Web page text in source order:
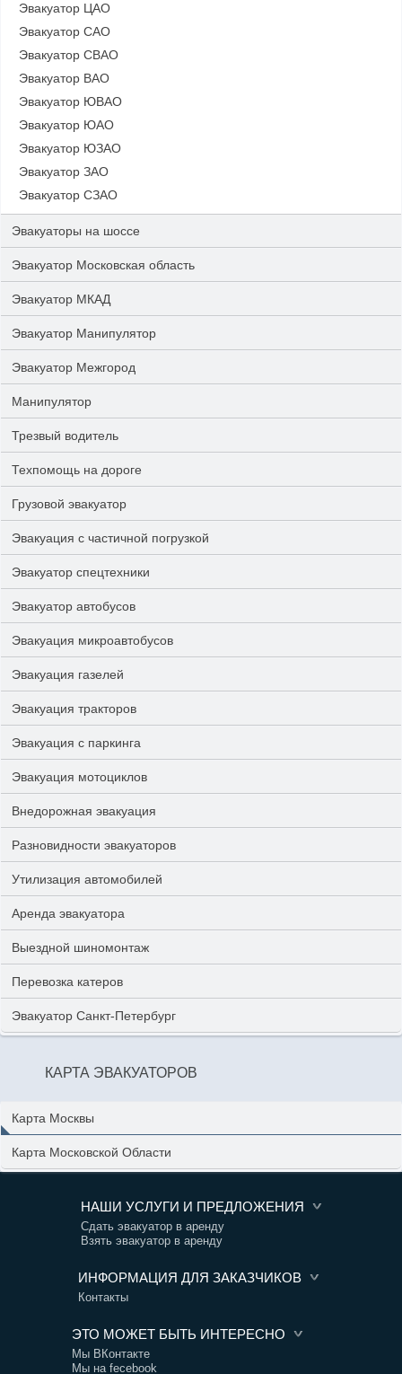
Эвакуатор ЦАО
Эвакуатор САО
Эвакуатор СВАО
Эвакуатор ВАО
Эвакуатор ЮВАО
Эвакуатор ЮАО
Эвакуатор ЮЗАО
Эвакуатор ЗАО
Эвакуатор СЗАО
Эвакуаторы на шоссе
Эвакуатор Московская область
Эвакуатор МКАД
Эвакуатор Манипулятор
Эвакуатор Межгород
Манипулятор
Трезвый водитель
Техпомощь на дороге
Грузовой эвакуатор
Эвакуация с частичной погрузкой
Эвакуатор спецтехники
Эвакуатор автобусов
Эвакуация микроавтобусов
Эвакуация газелей
Эвакуация тракторов
Эвакуация с паркинга
Эвакуация мотоциклов
Внедорожная эвакуация
Разновидности эвакуаторов
Утилизация автомобилей
Аренда эвакуатора
Выездной шиномонтаж
Перевозка катеров
Эвакуатор Санкт-Петербург
КАРТА ЭВАКУАТОРОВ
Карта Москвы
Карта Московской Области
НАШИ УСЛУГИ И ПРЕДЛОЖЕНИЯ
Сдать эвакуатор в аренду
Взять эвакуатор в аренду
ИНФОРМАЦИЯ ДЛЯ ЗАКАЗЧИКОВ
Контакты
ЭТО МОЖЕТ БЫТЬ ИНТЕРЕСНО
Мы ВКонтакте
Мы на fecebook